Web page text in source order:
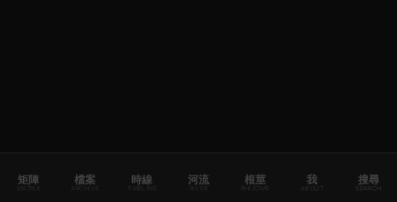
矩陣
MATRIX
檔案
ARCHIVE
時線 河流
RIVER
根莖 我 搜尋
SEARCH